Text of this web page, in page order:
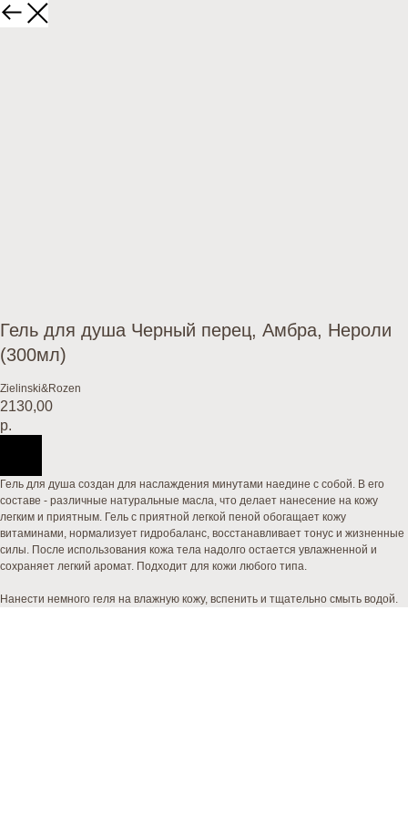
Гель для душа Черный перец, Амбра, Нероли
(300мл)
Zielinski&Rozen
2130,00
р.
Гель для душа создан для наслаждения минутами наедине с собой. В его
составе - различные натуральные масла, что делает нанесение на кожу
легким и приятным. Гель с приятной легкой пеной обогащает кожу
витаминами, нормализует гидробаланс, восстанавливает тонус и жизненные
силы. После использования кожа тела надолго остается увлажненной и
сохраняет легкий аромат. Подходит для кожи любого типа.
Нанести немного геля на влажную кожу, вспенить и тщательно смыть водой.